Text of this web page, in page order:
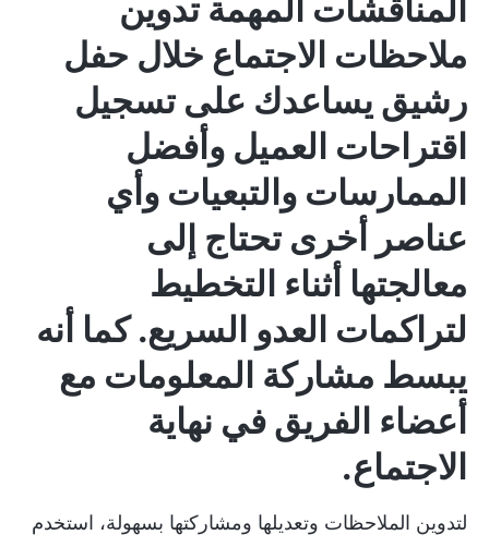
المناقشات المهمةتدوين
ملاحظات الاجتماع خلال حفل
رشيق يساعدك على تسجيل
اقتراحات العميل وأفضل
الممارسات والتبعيات وأي
عناصر أخرى تحتاج إلى
معالجتها أثناء التخطيط
لتراكمات العدو السريع.كما أنه
يبسط مشاركة المعلومات مع
أعضاء الفريق في نهاية
الاجتماع.
لتدوين الملاحظات وتعديلها ومشاركتها بسهولة، استخدم